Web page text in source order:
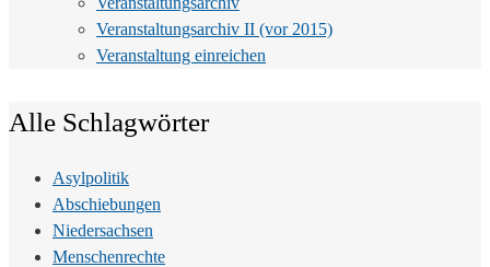
Veranstaltungsarchiv II (vor 2015)
Veranstaltung einreichen
Alle Schlagwörter
Asylpolitik
Abschiebungen
Niedersachsen
Menschenrechte